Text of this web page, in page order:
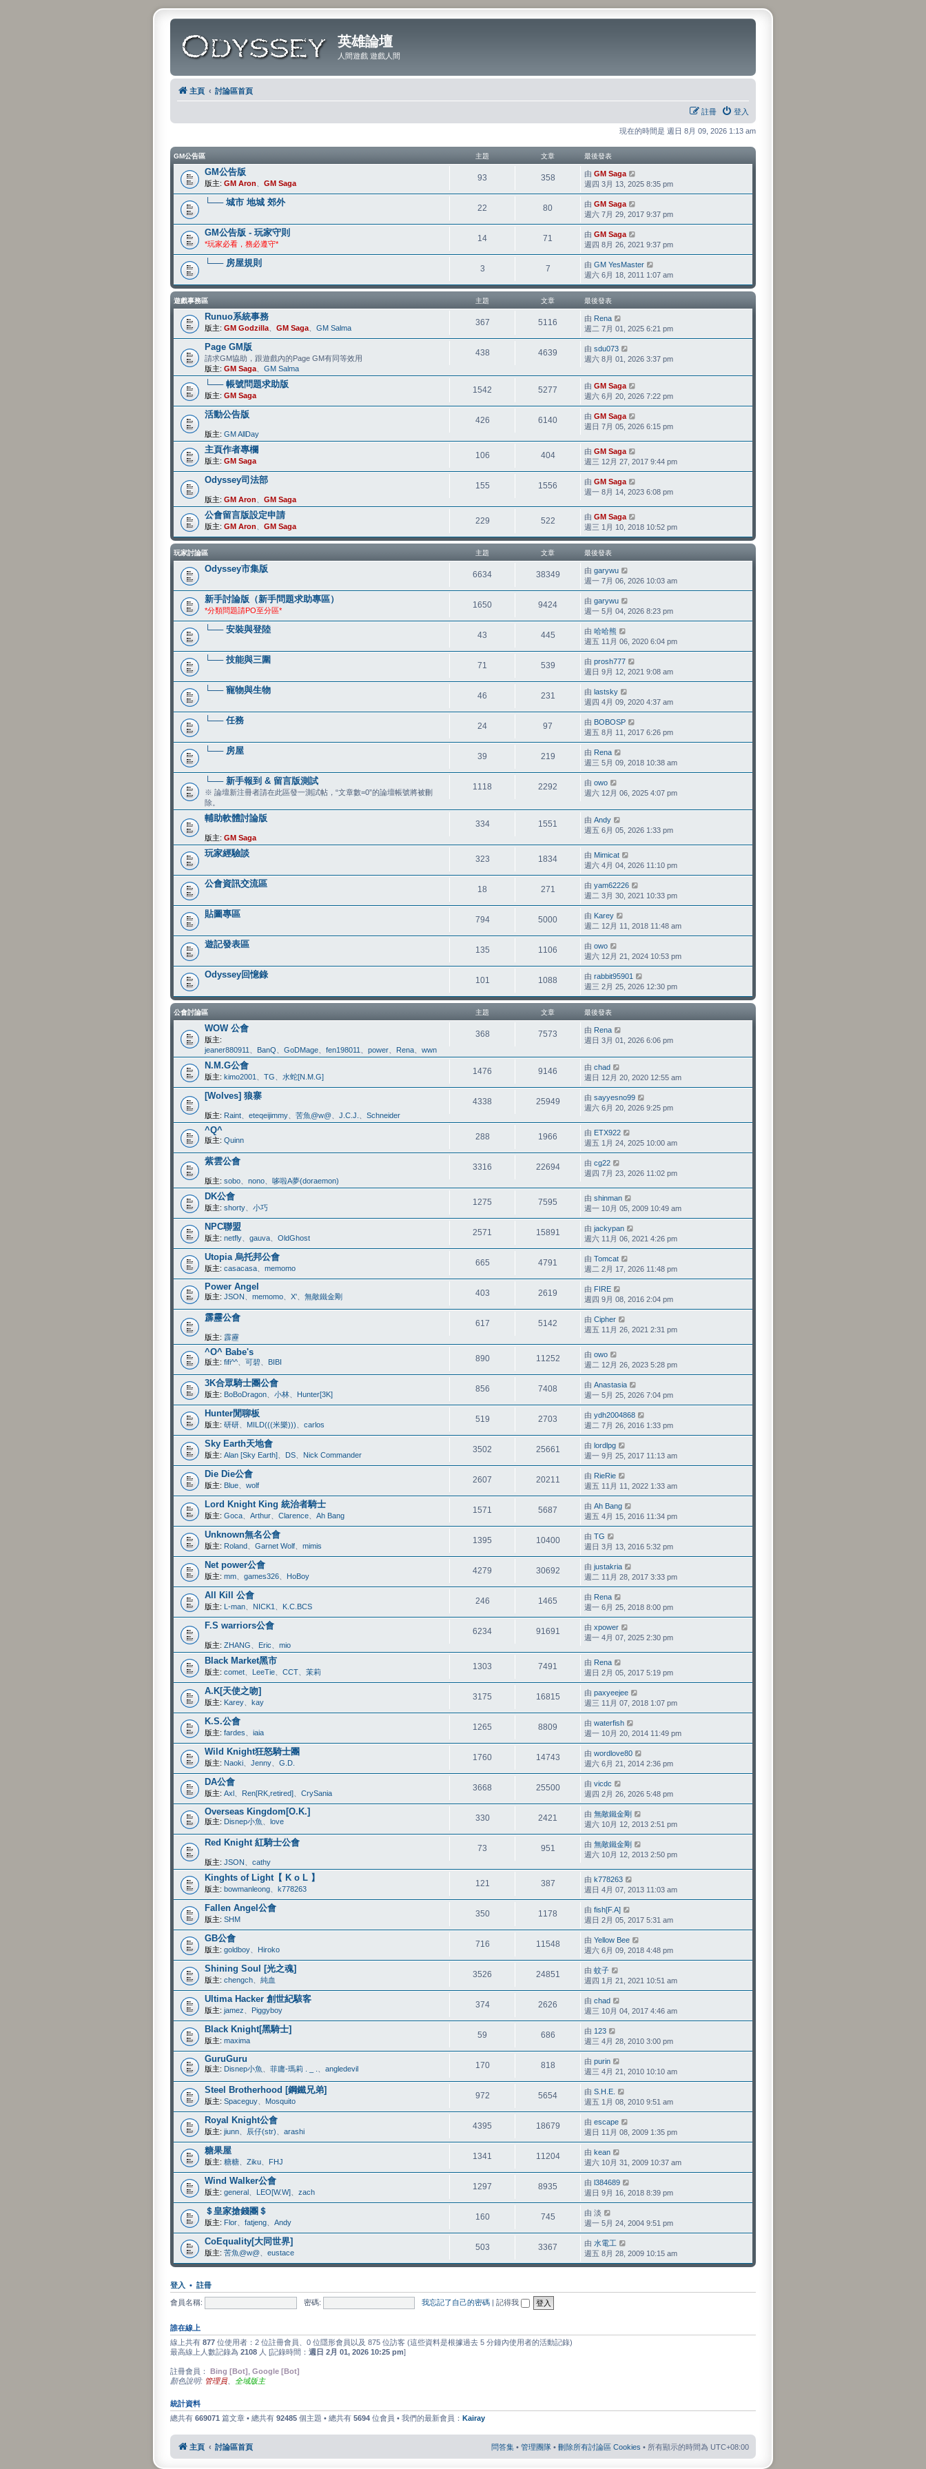
英雄論壇
人間遊戲 遊戲人間
主頁 討論區首頁
登入
註冊
現在的時間是 週日 8月 09, 2026 1:13 am
GM公告區 主題 文章 最後發表
GM公告版
版主: GM Aron GM Saga
93 358 由 GM Saga
視
最
發
表
週四 3月 13, 2025 8:35 pm
└── 城市 地城 郊外
22 80 由 GM Saga
視
最
發
表
週六 7月 29, 2017 9:37 pm
GM公告版 - 玩家守則
*玩家必看，務必遵守*
14 71 由 GM Saga
視
最
後
發
表
週四 8月 26, 2021 9:37 pm
└── 房屋規則
3 7 由 GM YesMaster
視
最
週六 6月 18, 2011 1:07 am
遊戲事務區 主題 文章 最後發表
Runuo系統事務
版主: GM Godzilla GM Saga GM Salma
367 5116 由 Rena
視
最
後
發
週二 7月 01, 2025 6:21 pm
Page GM版
請求GM協助，跟遊戲內的Page GM有同等效用
版主: GM Saga GM Salma
438 4639 由 sdu073
視
發
表
週六 8月 01, 2026 3:37 pm
└── 帳號問題求助版
版主: GM Saga
1542 5277 由 GM Saga
視
最
發
週六 6月 20, 2026 7:22 pm
活動公告版
版主: GM AllDay
426 6140 由 GM Saga
視
發
週日 7月 05, 2026 6:15 pm
主頁作者專欄
版主: GM Saga
106 404 由 GM Saga
視
最
發
週三 12月 27, 2017 9:44 pm
Odyssey司法部
版主: GM Aron GM Saga
155 1556 由 GM Saga
視
發
週一 8月 14, 2023 6:08 pm
公會留言版設定申請
版主: GM Aron GM Saga
229 522 由 GM Saga
視
最
週三 1月 10, 2018 10:52 pm
玩家討論區 主題 文章 最後發表
Odyssey市集版
6634 38349 由 garywu
視
最
發
表
週一 7月 06, 2026 10:03 am
新手討論版（新手問題求助專區）
*分類問題請PO至分區*
1650 9424 由 garywu
視
最
發
表
週一 5月 04, 2026 8:23 pm
└── 安裝與登陸
43 445 由 哈哈熊
視
最
後
發
表
週五 11月 06, 2020 6:04 pm
└── 技能與三圍
71 539 由 prosh777
視
最
發
表
週日 9月 12, 2021 9:08 am
└── 寵物與生物
46 231 由 lastsky
視
最
後
發
表
週四 4月 09, 2020 4:37 am
└── 任務
24 97 由 BOBOSP
視
最
發
表
週五 8月 11, 2017 6:26 pm
└── 房屋
39 219 由 Rena
視
最
發
週三 5月 09, 2018 10:38 am
└── 新手報到 & 留言版測試
※ 論壇新注冊者請在此區發一測試帖，“文章數=0”的論壇帳號將被刪
除。
1118 2292 由 owo
視
發
表
週六 12月 06, 2025 4:07 pm
輔助軟體討論版
版主: GM Saga
334 1551 由 Andy
視
後
發
表
週五 6月 05, 2026 1:33 pm
玩家經驗談
323 1834 由 Mimicat
視
最
後
發
表
週六 4月 04, 2026 11:10 pm
公會資訊交流區
18 271 由 yam62226
視
最
發
表
週二 3月 30, 2021 10:33 pm
貼圖專區
794 5000 由 Karey
視
最
發
表
週二 12月 11, 2018 11:48 am
遊記發表區
135 1106 由 owo
視
最
後
發
表
週六 12月 21, 2024 10:53 pm
Odyssey回憶錄
101 1088 由 rabbit95901
視
最
週三 2月 25, 2026 12:30 pm
公會討論區 主題 文章 最後發表
WOW 公會
版主:
jeaner880911
BanQ GoDMage fen198011 power Rena wwn
368 7573 由 Rena
視
表
週日 3月 01, 2026 6:06 pm
N.M.G公會
版主: kimo2001 TG 水蛇[N.M.G]
1476 9146 由 chad
視
最
後
發
週日 12月 20, 2020 12:55 am
[Wolves] 狼寨
版主: Raint eteqeijimmy 苦魚@w@ J.C.J. Schneider
4338 25949 由 sayyesno99
視
發
週六 6月 20, 2026 9:25 pm
^Q^
版主: Quinn 288 1966 由 ETX922
視
最
發
週五 1月 24, 2025 10:00 am
紫雲公會
版主: sobo nono 哆啦A夢(doraemon)
3316 22694 由 cg22
視
後
發
週四 7月 23, 2026 11:02 pm
DK公會
版主: shorty 小巧
1275 7595 由 shinman
視
最
後
發
表
週一 10月 05, 2009 10:49 am
NPC聯盟
版主: netfly gauva OldGhost
2571 15891 由 jackypan
視
最
發
表
週六 11月 06, 2021 4:26 pm
Utopia 烏托邦公會
版主: casacasa memomo
665 4791 由 Tomcat
視
最
發
表
週二 2月 17, 2026 11:48 pm
Power Angel
版主: JSON memomo X' 無敵鐵金剛 403 2619 由 FIRE
視
最
後
發
週四 9月 08, 2016 2:04 pm
霹靂公會
版主: 霹靂
617 5142 由 Cipher
視
發
表
週五 11月 26, 2021 2:31 pm
^O^ Babe's
版主: fifi^^ 可碧 BIBI 890 11252 由 owo
視
最
後
發
表
週二 12月 26, 2023 5:28 pm
3K合眾騎士團公會
版主: BoBoDragon 小林 Hunter[3K]
856 7408 由 Anastasia
視
最
後
發
表
週一 5月 25, 2026 7:04 pm
Hunter閒聊板
版主: 研研 MILD(((米樂))) carlos
519 2703 由 ydh2004868
視
最
發
表
週二 7月 26, 2016 1:33 pm
Sky Earth天地會
版主: Alan [Sky Earth] DS Nick Commander
3502 25661 由 lordlpg
視
最
發
表
週一 9月 25, 2017 11:13 am
Die Die公會
版主: Blue wolf
2607 20211 由 RieRie
視
最
後
發
表
週五 11月 11, 2022 1:33 am
Lord Knight King 統治者騎士
版主: Goca Arthur Clarence Ah Bang
1571 5687 由 Ah Bang
視
最
發
表
週五 4月 15, 2016 11:34 pm
Unknown無名公會
版主: Roland Garnet Wolf mimis
1395 10400 由 TG
視
最
後
發
表
週日 3月 13, 2016 5:32 pm
Net power公會
版主: mm games326 HoBoy
4279 30692 由 justakria
視
最
發
表
週二 11月 28, 2017 3:33 pm
All Kill 公會
版主: L-man NICK1 K.C.BCS
246 1465 由 Rena
視
最
後
發
週一 6月 25, 2018 8:00 pm
F.S warriors公會
版主: ZHANG Eric mio
6234 91691 由 xpower
視
發
週一 4月 07, 2025 2:30 pm
Black Market黑市
版主: comet LeeTie CCT 茉莉
1303 7491 由 Rena
視
最
後
發
表
週日 2月 05, 2017 5:19 pm
A.K[天使之吻]
版主: Karey kay
3175 16815 由 paxyeejee
視
最
發
表
週三 11月 07, 2018 1:07 pm
K.S.公會
版主: fardes iaia
1265 8809 由 waterfish
視
最
後
發
表
週一 10月 20, 2014 11:49 pm
Wild Knight狂怒騎士團
版主: Naoki Jenny G.D.
1760 14743 由 wordlove80
視
最
發
表
週六 6月 21, 2014 2:36 pm
DA公會
版主: Axl Ren[RK,retired] CrySania
3668 25500 由 vicdc
視
最
後
發
表
週四 2月 26, 2026 5:48 pm
Overseas Kingdom[O.K.]
版主: Disnep小魚 love 330 2421 由 無敵鐵金剛
視
最
發
週六 10月 12, 2013 2:51 pm
Red Knight 紅騎士公會
版主: JSON cathy
73 951 由 無敵鐵金剛
視
發
週六 10月 12, 2013 2:50 pm
Kinghts of Light【 K o L 】
版主: bowmanleong k778263
121 387 由 k778263
視
最
發
表
週日 4月 07, 2013 11:03 am
Fallen Angel公會
版主: SHM
350 1178 由 fish[F.A]
視
最
後
發
表
週日 2月 05, 2017 5:31 am
GB公會
版主: goldboy Hiroko
716 11548 由 Yellow Bee
視
最
發
表
週六 6月 09, 2018 4:48 pm
Shining Soul [光之魂]
版主: chengch 純血
3526 24851 由 蚊子
視
最
後
發
表
週四 1月 21, 2021 10:51 am
Ultima Hacker 創世紀駭客
版主: jamez Piggyboy
374 2626 由 chad
視
最
發
表
週三 10月 04, 2017 4:46 am
Black Knight[黑騎士]
版主: maxima
59 686 由 123
視
最
後
發
表
週三 4月 28, 2010 3:00 pm
GuruGuru
版主: Disnep小魚 菲庸-瑪莉 . _ . angledevil 170 818 由 purin
視
最
後
發
表
週三 4月 21, 2010 10:10 am
Steel Brotherhood [鋼鐵兄弟]
版主: Spaceguy Mosquito
972 5654 由 S.H.E.
視
最
後
發
表
週五 1月 08, 2010 9:51 am
Royal Knight公會
版主: jiunn 辰仔(str) arashi
4395 18679 由 escape
視
最
發
表
週日 11月 08, 2009 1:35 pm
糖果屋
版主: 糖糖 Ziku FHJ
1341 11204 由 kean
視
最
後
發
表
週六 10月 31, 2009 10:37 am
Wind Walker公會
版主: general LEO[W.W] zach
1297 8935 由 l384689
視
最
發
表
週日 9月 16, 2018 8:39 pm
＄皇家搶錢團＄
版主: Flor fatjeng Andy
160 745 由 淡
視
最
後
發
表
週一 5月 24, 2004 9:51 pm
CoEquality[大同世界]
版主: 苦魚@w@ eustace
503 3367 由 水電工
視
最
表
週五 8月 28, 2009 10:15 am
登入 • 註冊
會員名稱: 密碼: 我忘記了自己的密碼 | 記得我
誰在線上
線上共有 877 位使用者：2 位註冊會員、0 位隱形會員以及 875 位訪客 (這些資料是根據過去 5 分鐘內使用者的活動記錄)
最高線上人數記錄為 2108 人 [記錄時間： 週日 2月 01, 2026 10:25 pm]
註冊會員： Bing [Bot] Google [Bot]
顏色說明: 管理員、 全域版主
統計資料
總共有 669071 篇文章 • 總共有 92485 個主題 • 總共有 5694 位會員 • 我們的最新會員： Kairay
主頁 討論區首頁 問答集 • 管理團隊 • 刪除所有討論區 Cookies • 所有顯示的時間為 UTC+08:00